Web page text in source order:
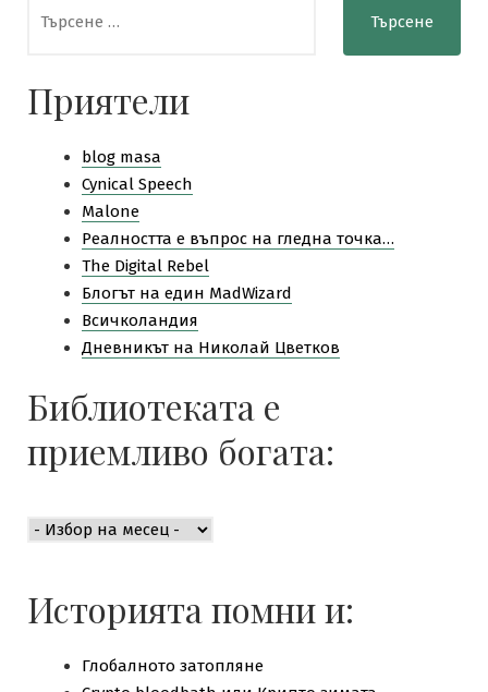
за:
Приятели
blog masa
Cynical Speech
Malone
Pеалността е въпрос на гледна точка…
The Digital Rebel
Блогът на един MadWizard
Всичколандия
Дневникът на Николай Цветков
Библиотеката е
приемливо богата:
Историята помни и:
Глобалното затопляне